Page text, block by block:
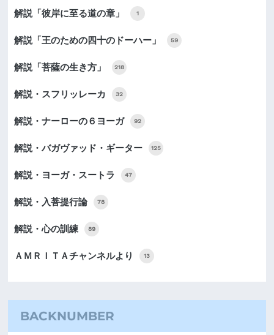
解説「彼岸に至る道の章」 1
解説「王のための四十のドーハー」 59
解説「菩薩の生き方」 218
解説・スフリッレーカ 32
解説・ナーローの６ヨーガ 92
解説・バガヴァッド・ギーター 125
解説・ヨーガ・スートラ 47
解説・入菩提行論 78
解説・心の訓練 89
ＡＭＲＩＴＡチャンネルより 13
BACKNUMBER